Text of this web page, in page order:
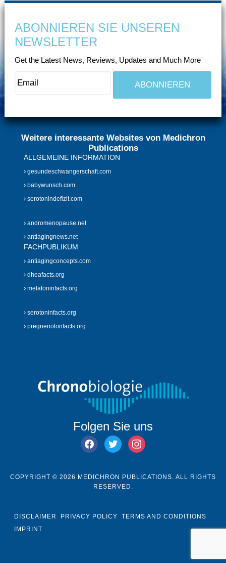
ABONNIEREN SIE UNSEREN
NEWSLETTER
Get the Latest News, Reviews, Updates and Much More
Weitere interessante Websites von Medichron
Publications
ALLGEMEINE INFORMATION
gesundeschwangerschaft.com
babywunsch.com
serotonindefizit.com
andromenopause.net
antiagingnews.net
FACHPUBLIKUM
antiagingconcepts.com
dheafacts.org
melatoninfacts.org
serotoninfacts.org
pregnenolonfacts.org
Folgen Sie uns
facebook
twitter instagram
COPYRIGHT © 2026 MEDICHRON PUBLICATIONS. ALL RIGHTS
RESERVED.
DISCLAIMER PRIVACY POLICY
TERMS AND CONDITIONS
IMPRINT